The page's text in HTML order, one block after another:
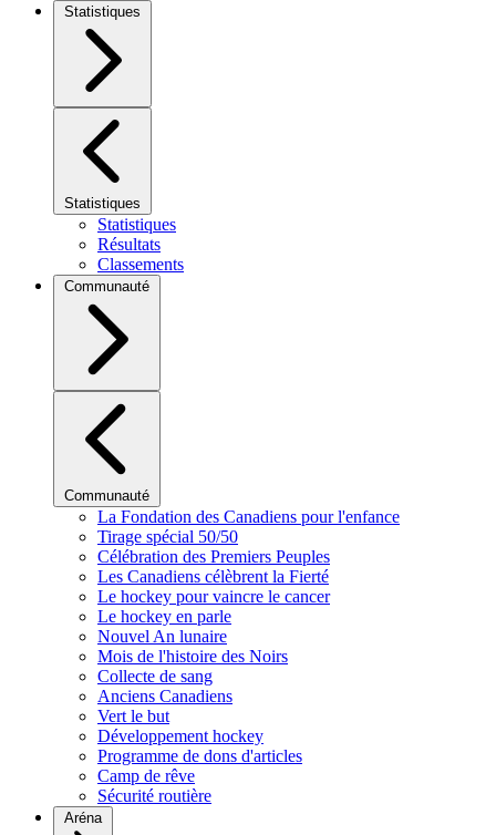
Statistiques
Statistiques
Statistiques
Résultats
Classements
Communauté
Communauté
La Fondation des Canadiens pour l'enfance
Tirage spécial 50/50
Célébration des Premiers Peuples
Les Canadiens célèbrent la Fierté
Le hockey pour vaincre le cancer
Le hockey en parle
Nouvel An lunaire
Mois de l'histoire des Noirs
Collecte de sang
Anciens Canadiens
Vert le but
Développement hockey
Programme de dons d'articles
Camp de rêve
Sécurité routière
Aréna